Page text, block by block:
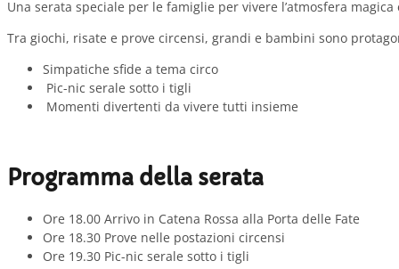
Una serata speciale per le famiglie per vivere l’atmosfera
Tra giochi, risate e prove circensi, grandi e bambini sono
Simpatiche sfide a tema circo
Pic-nic serale sotto i tigli
Momenti divertenti da vivere tutti insieme
Programma della serata
Ore 18.00 Arrivo in Catena Rossa alla Porta delle Fate
Ore 18.30 Prove nelle postazioni circensi
Ore 19.30 Pic-nic serale sotto i tigli